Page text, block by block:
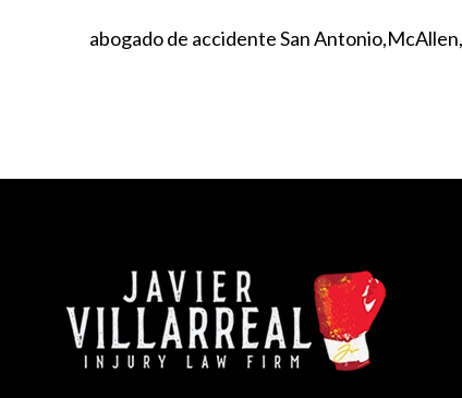
abogado de accidente San Antonio McAllen